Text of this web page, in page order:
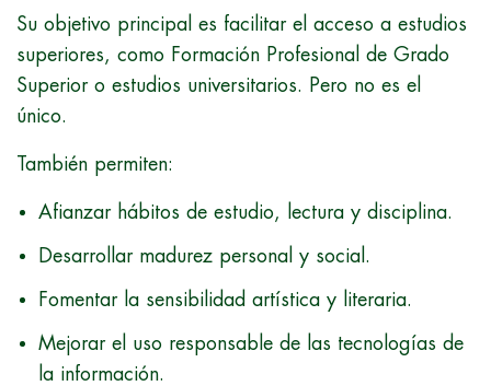
Su objetivo principal es facilitar el acceso a estudios
superiores, como Formación Profesional de Grado
Superior o estudios universitarios. Pero no es el
único.
También permiten:
Afianzar hábitos de estudio, lectura y disciplina.
Desarrollar madurez personal y social.
Fomentar la sensibilidad artística y literaria.
Mejorar el uso responsable de las tecnologías de
la información.